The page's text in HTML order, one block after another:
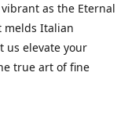
as the Eternal
melds Italian
us elevate your
true art of fine